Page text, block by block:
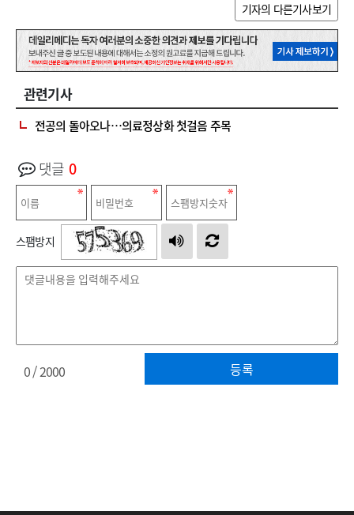
기자의 다른기사보기
관련기사
전공의 돌아오나…의료정상화 첫걸음 주목
댓글 0
스팸방지
등록
0/ 2000